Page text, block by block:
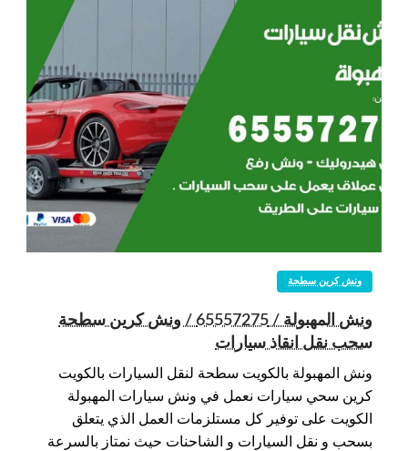
ونش كرين سطحة
ونش المهبولة / 65557275 / ونش كرين سطحة
سحب نقل انقاذ سيارات
ونش المهبولة بالكويت سطحة لنقل السيارات بالكويت
كرين سحي سيارات نعمل في ونش سيارات المهبولة
الكويت على توفير كل مستلزمات العمل الذي يتعلق
بسحب و نقل السيارات و الشاحنات حيث نمتاز بالسرعة